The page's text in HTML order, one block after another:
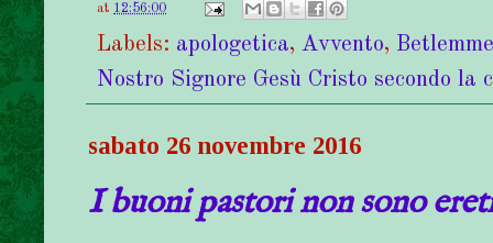
at 12:56:00
Labels: apologetica, Avvento, Betlemme
Nostro Signore Gesù Cristo secondo la
sabato 26 novembre 2016
I buoni pastori non sono